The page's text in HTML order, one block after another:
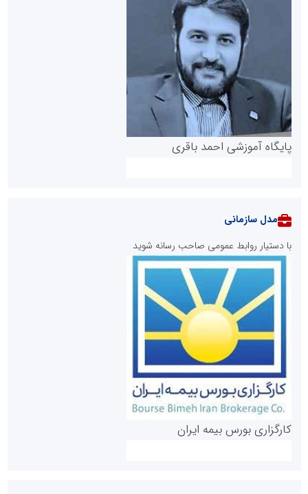
پایگاه آموزشی احمد باقری
روابط عمومی خبرگزاری گزارش خبر
مدل سازمانی
با دستیار روابط عمومی صاحب رسانه شوید
کارگزاری بورس بیمه ایران